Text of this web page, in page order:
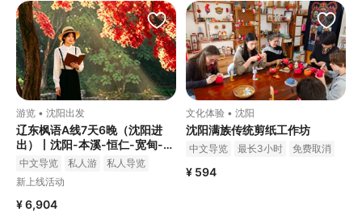
游览 • 沈阳出发
辽东枫语A线7天6晚（沈阳进
出）丨沈阳-本溪-恒仁-宽甸-丹
东-盘锦
中文导览 私人游
私人导览
立即确认
新上线活动
¥ 6,904
文化体验 • 沈阳
沈阳满族传统剪纸工作坊
中文导览 最长3小时 免费取消
¥ 594